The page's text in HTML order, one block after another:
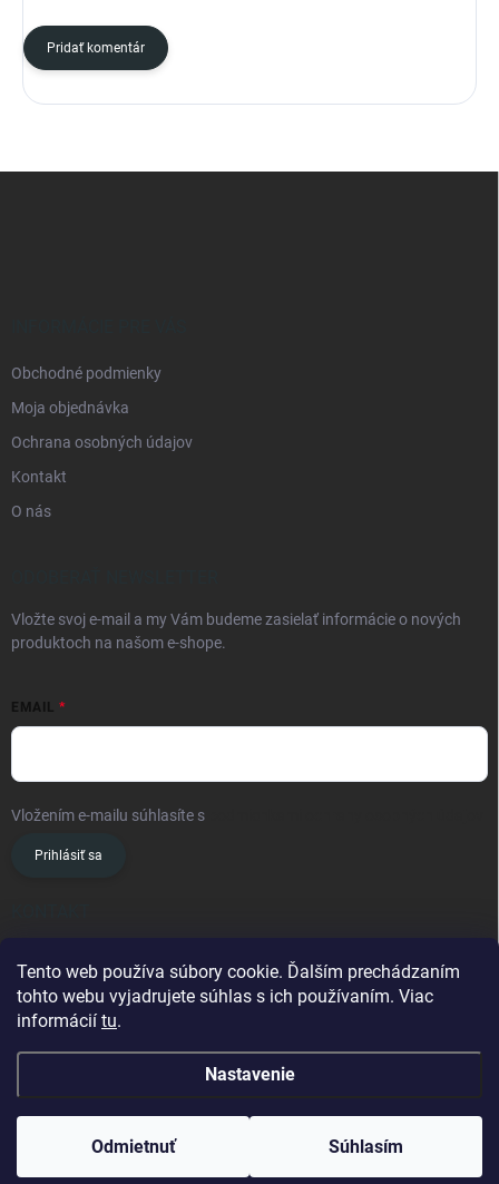
Tento web používa súbory cookie. Ďalším prechádzaním
tohto webu vyjadrujete súhlas s ich používaním. Viac
informácií tu.
Nastavenie
Odmietnuť Súhlasím
Pridať komentár
Obchodné podmienky
Moja objednávka
Ochrana osobných údajov
Kontakt
O nás
Vložte svoj e-mail a my Vám budeme zasielať informácie o nových
produktoch na našom e-shope.
EMAIL
Vložením e-mailu súhlasíte s
Prihlásiť sa
@ oslavanslovakia.sk
+421 945 460 201
Vytvoril Shoptet
Copyright 2026 OSLAVAN SLOVAKIA . Všetky práva vyhradené.